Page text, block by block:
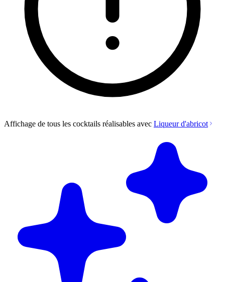
Affichage de tous les cocktails réalisables avec Liqueur d'abricot